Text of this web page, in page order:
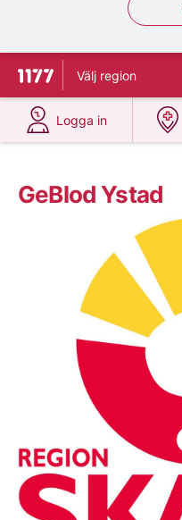
Till startsidan för 1177
Välj region
Logga in
på 1177.se
GeBlod Ystad